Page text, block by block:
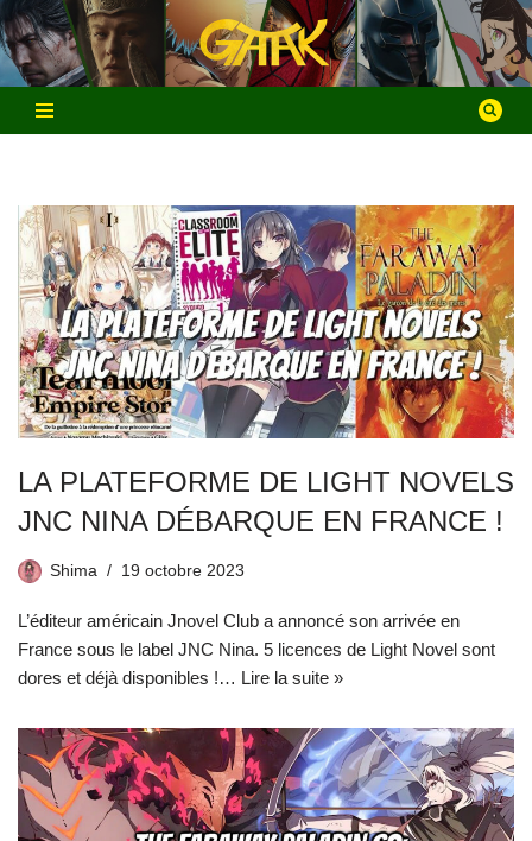
Aller
au
contenu
LA PLATEFORME DE LIGHT NOVELS
JNC NINA DÉBARQUE EN FRANCE !
Shima 19 octobre 2023
L’éditeur américain Jnovel Club a annoncé son arrivée en
France sous le label JNC Nina. 5 licences de Light Novel sont
dores et déjà disponibles !… Lire la suite »